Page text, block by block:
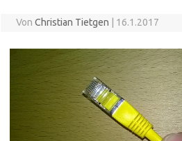
Von Christian Tietgen | 16.1.2017